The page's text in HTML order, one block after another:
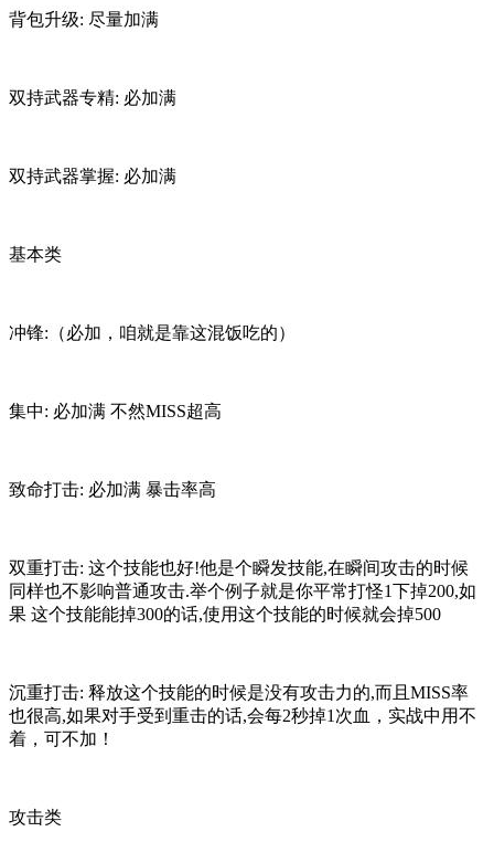
背包升级: 尽量加满
双持武器专精: 必加满
双持武器掌握: 必加满
基本类
冲锋:（必加，咱就是靠这混饭吃的）
集中: 必加满 不然MISS超高
致命打击: 必加满 暴击率高
双重打击: 这个技能也好!他是个瞬发技能,在瞬间攻击的时候
同样也不影响普通攻击.举个例子就是你平常打怪1下掉200,如
果 这个技能能掉300的话,使用这个技能的时候就会掉500
沉重打击: 释放这个技能的时候是没有攻击力的,而且MISS率
也很高,如果对手受到重击的话,会每2秒掉1次血，实战中用不
着，可不加！
攻击类